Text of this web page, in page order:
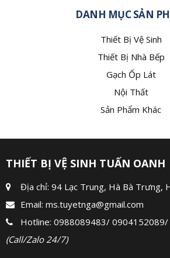
DANH MỤC SẢN
Thiết Bị Vệ Sinh
Thiết Bị Nhà Bếp
Gạch Ốp Lát
Nội Thất
Sản Phẩm Khác
THIẾT BỊ VỆ SINH TUẤN OANH
Địa chỉ: 94 Lạc Trung, Hà Bà Trưng,
Email: ms.tuyetnga@gmail.com
Hotline: 0988089483/ 0904152089/
(Call/Zalo 24/7)